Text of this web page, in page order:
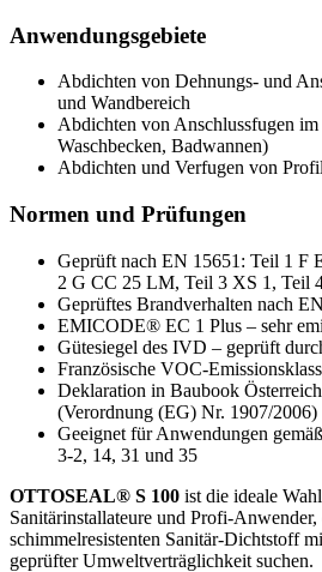
Anwendungsgebiete
Abdichten von Dehnungs- und
und Wandbereich
Abdichten von Anschlussfugen
Waschbecken, Badwannen)
Abdichten und Verfugen von
Normen und Prüfungen
Geprüft nach EN 15651: Teil 1
2 G CC 25 LM, Teil 3 XS 1, Teil
Geprüftes Brandverhalten nach
EMICODE® EC 1 Plus – sehr
Gütesiegel des IVD – geprüft
Französische VOC-
Deklaration in Baubook
(Verordnung (EG) Nr. 1907/2006)
Geeignet für Anwendungen
3-2, 14, 31 und 35
OTTOSEAL® S 100 ist die ideale
Sanitärinstallateure und Profi-
schimmelresistenten Sanitär-Dichtstoff
geprüfter Umweltverträglichkeit suchen.